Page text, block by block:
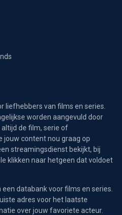
liefhebbers van films en series.
worden aangevuld door
de film, serie of
jouw content nou graag op
streamingsdienst bekijkt, bij
klikken naar hetgeen dat voldoet
databank voor films en series.
adres voor het laatste
over jouw favoriete acteur.